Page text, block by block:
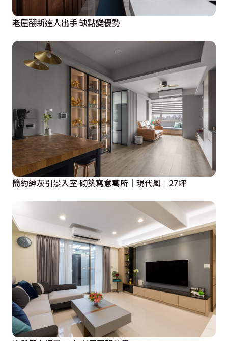
老屋翻新達人出手 缺點變優勢
簡約紳灰引景入室 砌築寫意寓所│現代風│27坪